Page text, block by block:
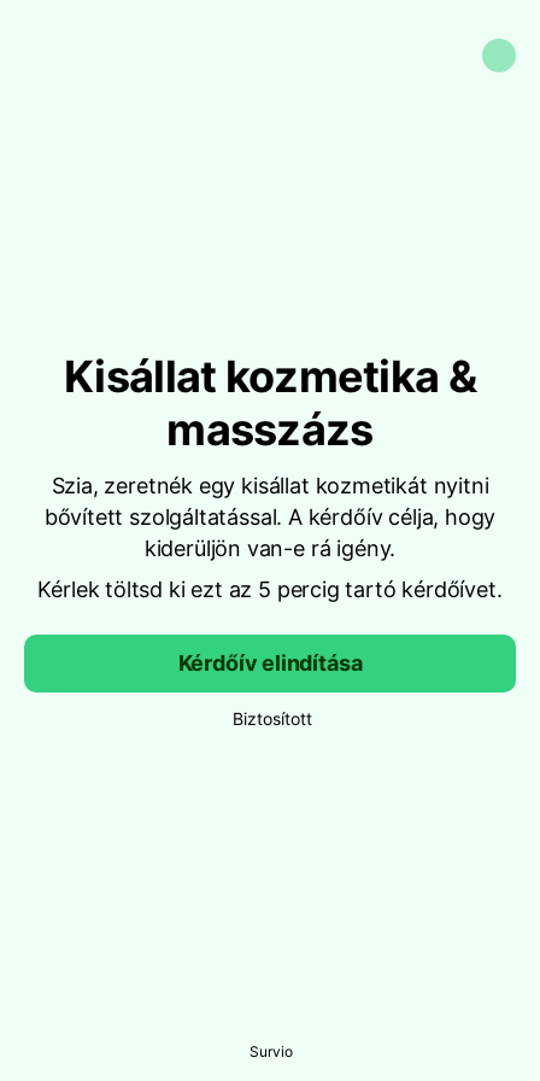
Kisállat kozmetika &
masszázs
Szia, zeretnék egy kisállat kozmetikát nyitni
bővített szolgáltatással. A kérdőív célja, hogy
kiderüljön van-e rá igény.
Kérlek töltsd ki ezt az 5 percig tartó kérdőívet.
Kérdőív elindítása
Biztosított
Survio